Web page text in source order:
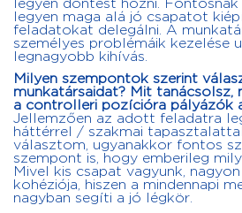
legyen döntést hozni.
legyen maga alá jó csapatot
feladatokat delegálni. A
személyes problémáik kezelése
legnagyobb kihívás.
Milyen szempontok szerint
munkatársaidat? Mit tanácsolsz,
a controlleri pozícióra pályázók
Jellemzően az adott feladatra
háttérrel / szakmai
választom, ugyanakkor fontos
szempont is, hogy emberileg
Mivel kis csapat vagyunk,
kohéziója, hiszen a mindennapi
nagyban segíti a jó légkör.